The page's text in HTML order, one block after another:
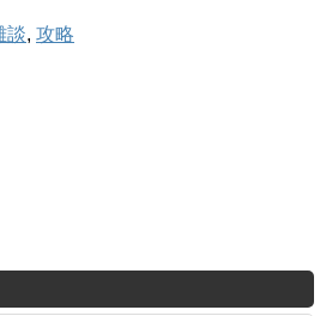
談, 攻略